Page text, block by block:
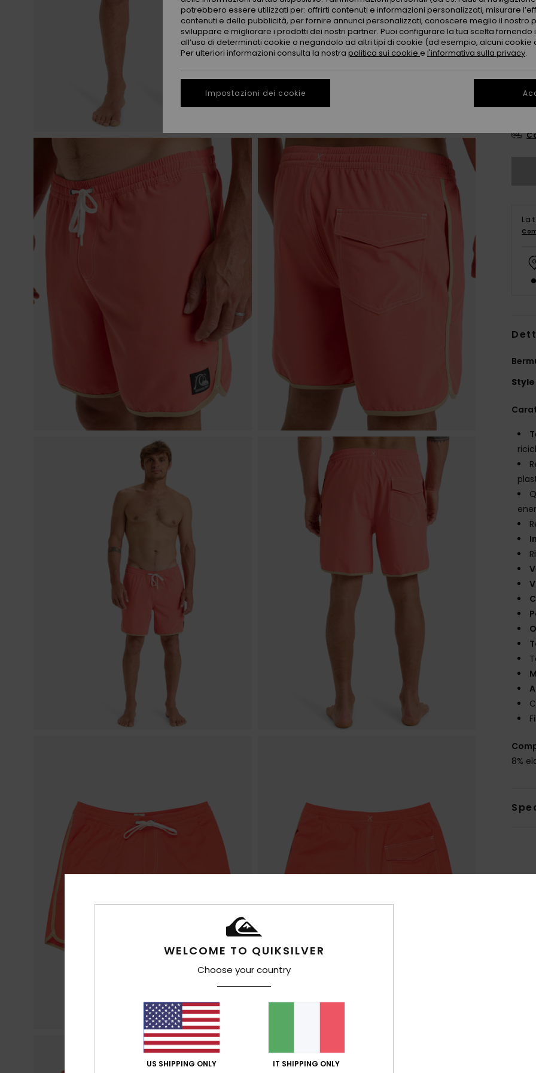
Colori
XS
La
Style
8%
WELCOME TO QUIKSILVER
Choose your country
US SHIPPING ONLY IT SHIPPING ONLY
potrebbero essere utilizzati per: offrirti contenuti e informazioni personalizzati, misurare
contenuti e della pubblicità, per fornire annunci personalizzati, conoscere meglio il nostro
sviluppare e migliorare i prodotti dei nostri partner. Puoi configurare la tua scelta fornendo
all’uso di determinati cookie o negandolo ad altri tipi di cookie (ad esempio, alcuni cookie
Per ulteriori informazioni consulta la nostra politica sui cookie e l'informativa sulla privacy.
Impostazioni dei cookie